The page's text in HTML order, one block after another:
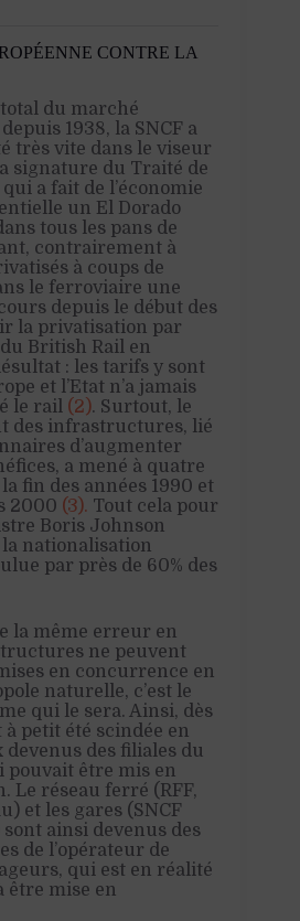
CONTRE LA
du marché
1938, la SNCF a
très vite dans le viseur
signature du Traité de
a fait de l’économie
un El Dorado
tous les pans de
contrairement à
à coups de
le ferroviaire une
depuis le début des
la privatisation par
British Rail en
: les tarifs y sont
et l’Etat n’a jamais
le rail (2). Surtout, le
des infrastructures, lié
d’augmenter
a mené à quatre
fin des années 1990 et
2000 (3). Tout cela pour
Boris Johnson
nationalisation
par près de 60% des
la même erreur en
ne peuvent
en concurrence en
naturelle, c’est le
qui le sera. Ainsi, dès
à petit été scindée en
des filiales du
pouvait être mis en
Le réseau ferré (RFF,
et les gares (SNCF
ainsi devenus des
de l’opérateur de
qui est en réalité
être mise en